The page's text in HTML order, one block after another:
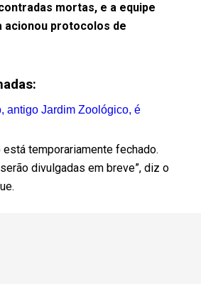
mortas, e a equipe
protocolos de
antigo Jardim Zoológico, é
está temporariamente fechado.
divulgadas em breve”, diz o